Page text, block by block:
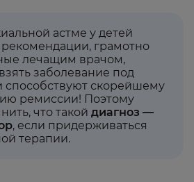
астме у детей
грамотно
лечащим врачом,
заболевание под
способствуют скорейшему
ремиссии! Поэтому
что такой диагноз —
, если придерживаться
терапии.